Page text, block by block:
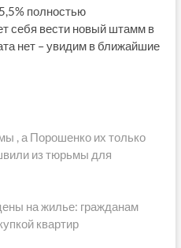
полностью
себя вести новый штамм в
нет – увидим в ближайшие
, а Порошенко их только
из тюрьмы для
на жилье: гражданам
квартир